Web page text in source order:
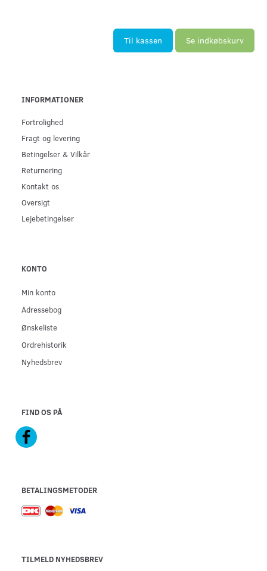
Til kassen Se indkøbskurv
INFORMATIONER
Fortrolighed
Fragt og levering
Betingelser & Vilkår
Returnering
Kontakt os
Oversigt
Lejebetingelser
KONTO
Min konto
Adressebog
Ønskeliste
Ordrehistorik
Nyhedsbrev
FIND OS PÅ
BETALINGSMETODER
TILMELD NYHEDSBREV